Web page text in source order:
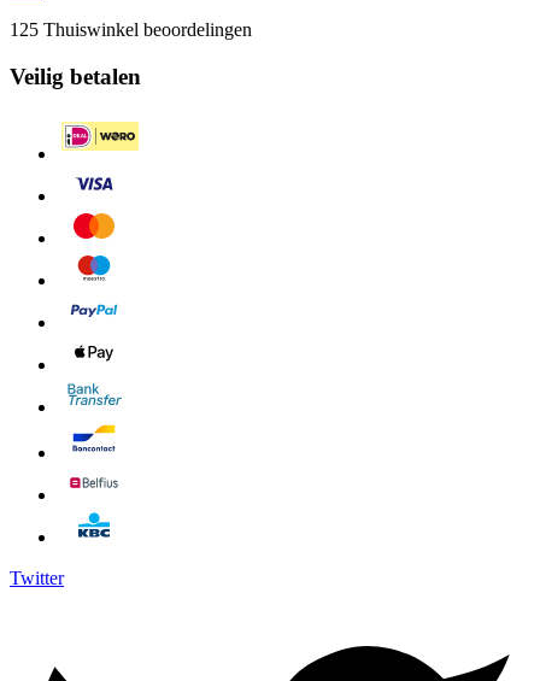
125 Thuiswinkel beoordelingen
Veilig betalen
Twitter